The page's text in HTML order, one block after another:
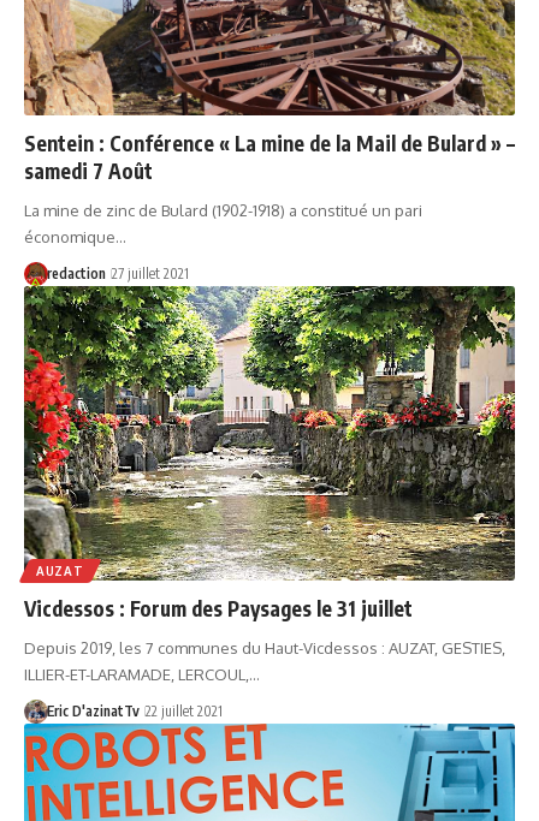
Sentein : Conférence « La mine de la Mail de Bulard » –
samedi 7 Août
La mine de zinc de Bulard (1902-1918) a constitué un pari
économique…
redaction 27 juillet 2021
AUZAT
Vicdessos : Forum des Paysages le 31 juillet
Depuis 2019, les 7 communes du Haut-Vicdessos : AUZAT, GESTIES,
ILLIER-ET-LARAMADE, LERCOUL,…
Eric D'azinatTv 22 juillet 2021